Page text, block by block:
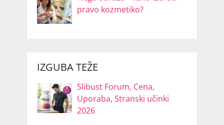
pravo kozmetiko?
IZGUBA TEŽE
Slibust Forum, Cena,
Uporaba, Stranski učinki
2026